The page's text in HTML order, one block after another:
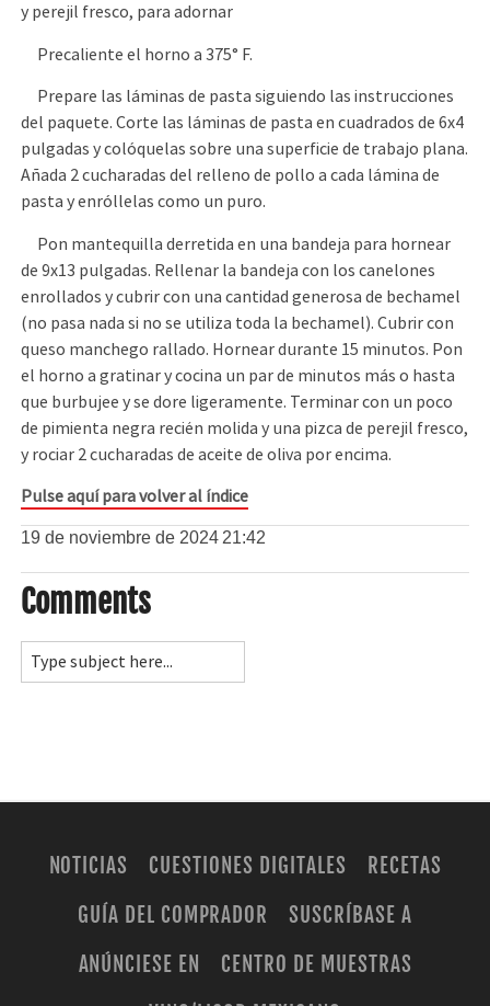
y perejil fresco, para adornar
Precaliente el horno a 375° F.
Prepare las láminas de pasta siguiendo las instrucciones
del paquete. Corte las láminas de pasta en cuadrados de 6x4
pulgadas y colóquelas sobre una superficie de trabajo plana.
Añada 2 cucharadas del relleno de pollo a cada lámina de
pasta y enróllelas como un puro.
Pon mantequilla derretida en una bandeja para hornear
de 9x13 pulgadas. Rellenar la bandeja con los canelones
enrollados y cubrir con una cantidad generosa de bechamel
(no pasa nada si no se utiliza toda la bechamel). Cubrir con
queso manchego rallado. Hornear durante 15 minutos. Pon
el horno a gratinar y cocina un par de minutos más o hasta
que burbujee y se dore ligeramente. Terminar con un poco
de pimienta negra recién molida y una pizca de perejil fresco,
y rociar 2 cucharadas de aceite de oliva por encima.
Pulse aquí para volver al índice
19 de noviembre de 2024 21:42
Comments
NOTICIAS CUESTIONES DIGITALES
RECETAS
GUÍA DEL COMPRADOR
SUSCRÍBASE A
ANÚNCIESE EN
CENTRO DE MUESTRAS